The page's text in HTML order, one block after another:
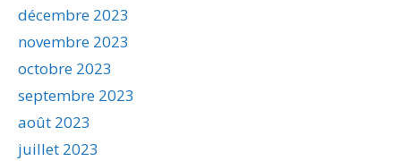
décembre 2023
novembre 2023
octobre 2023
septembre 2023
août 2023
juillet 2023